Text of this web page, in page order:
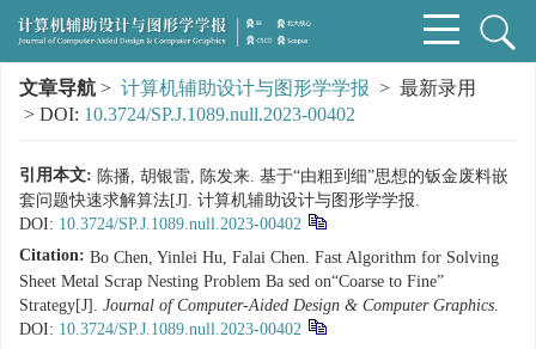
文章导航 > 计算机辅助设计与图形学学报 > 最新录用
> DOI: 10.3724/SP.J.1089.null.2023-00402
引用本文: 陈播, 胡银雷, 陈发来. 基于“由粗到细”思想的钣金废料嵌
套问题快速求解算法[J]. 计算机辅助设计与图形学学报.
DOI: 10.3724/SP.J.1089.null.2023-00402
Citation: Bo Chen, Yinlei Hu, Falai Chen. Fast Algorithm for Solving
Sheet Metal Scrap Nesting Problem Ba sed on“Coarse to Fine”
Strategy[J]. Journal of Computer-Aided Design & Computer Graphics.
DOI: 10.3724/SP.J.1089.null.2023-00402